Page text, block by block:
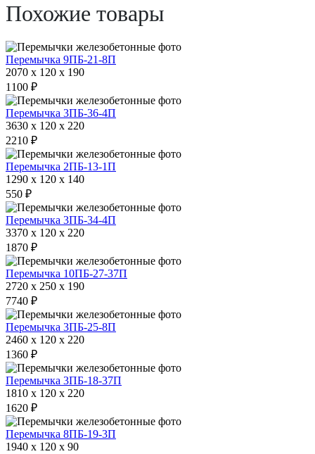
Похожие товары
Перемычка 9ПБ-21-8П
2070 x 120 x 190
1100 ₽
Перемычка 3ПБ-36-4П
3630 x 120 x 220
2210 ₽
Перемычка 2ПБ-13-1П
1290 x 120 x 140
550 ₽
Перемычка 3ПБ-34-4П
3370 x 120 x 220
1870 ₽
Перемычка 10ПБ-27-37П
2720 x 250 x 190
7740 ₽
Перемычка 3ПБ-25-8П
2460 x 120 x 220
1360 ₽
Перемычка 3ПБ-18-37П
1810 x 120 x 220
1620 ₽
Перемычка 8ПБ-19-3П
1940 x 120 x 90